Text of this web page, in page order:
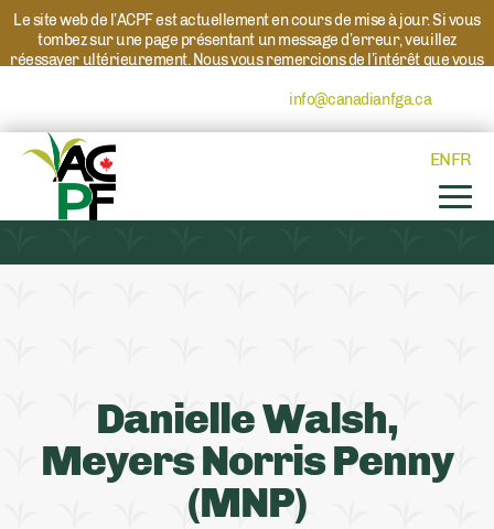
Le site web de l’ACPF est actuellement en cours de mise à jour. Si vous
tombez sur une page présentant un message d’erreur, veuillez
réessayer ultérieurement. Nous vous remercions de l’intérêt que vous
info@canadianfga.caet nous
ENFR
Danielle Walsh,
Meyers Norris Penny
(MNP)